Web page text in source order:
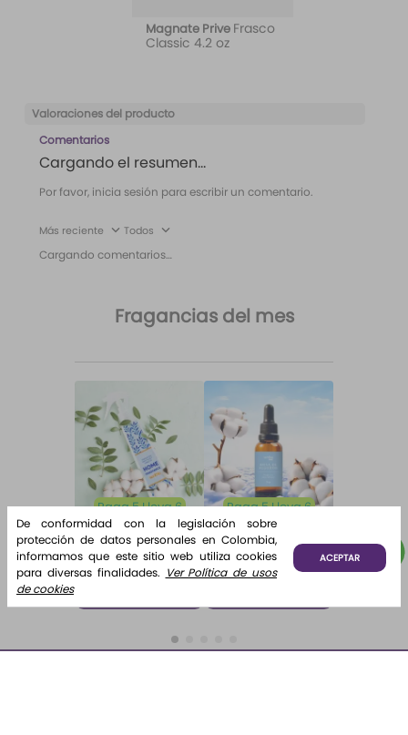
Magnate Prive Frasco
Classic 4.2 oz
Valoraciones del producto
Comentarios
Cargando el resumen…
Por favor, inicia sesión para escribir un comentario.
Más reciente Todos
Cargando comentarios…
Fragancias del mes
Paga 5 Lleva 6
Home
Fragrance
Algodón Home
Fragrance
ml Etq.
Desde:$ 12.500
Paga 5 Lleva 6
Fragancia
para difusor
Brisa de
Algodón
Desde: $ 000
De conformidad con la legislación sobre
protección de datos personales en Colombia,
informamos que este sitio web utiliza cookies
para diversas finalidades. Ver Política de usos
de cookies
ACEPTAR